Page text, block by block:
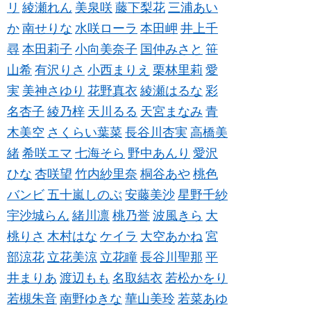
リ 綾瀬れん 美泉咲 藤下梨花 三浦あい
か 南せりな 水咲ローラ 本田岬 井上千
尋 本田莉子 小向美奈子 国仲みさと 笹
山希 有沢りさ 小西まりえ 栗林里莉 愛
実 美神さゆり 花野真衣 綾瀬はるな 彩
名杏子 綾乃梓 天川るる 天宮まなみ 青
木美空 さくらい葉菜 長谷川杏実 高橋美
緒 希咲エマ 七海そら 野中あんり 愛沢
ひな 杏咲望 竹内紗里奈 桐谷あや 桃色
バンビ 五十嵐しのぶ 安藤美沙 星野千紗
宇沙城らん 緒川凛 桃乃誉 波風きら 大
桃りさ 木村はな ケイラ 大空あかね 宮
部涼花 立花美涼 立花瞳 長谷川聖那 平
井まりあ 渡辺もも 名取結衣 若松かをり
若槻朱音 南野ゆきな 華山美玲 若菜あゆ